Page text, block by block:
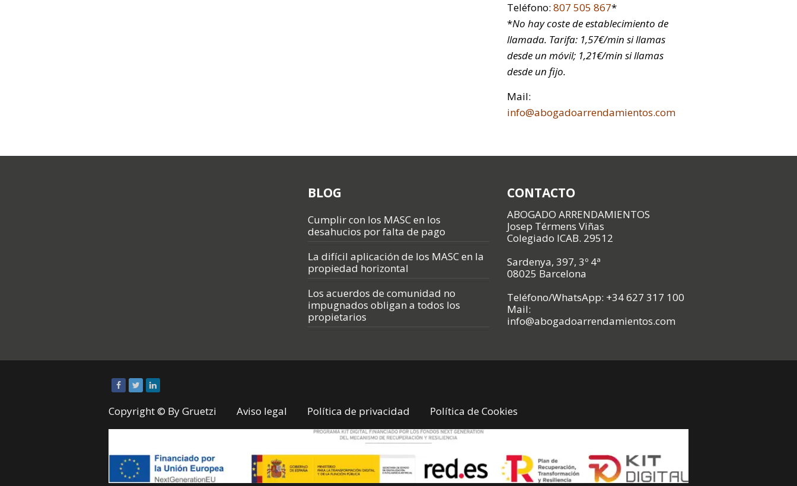
Teléfono:807 505 867*
*No hay coste de establecimiento de
llamada. Tarifa: 1,57€/min si llamas
desde un móvil; 1,21€/min si llamas
desde un fijo.
Mail:
info@abogadoarrendamientos.com
BLOG
Cumplir con los MASC en los
desahucios por falta de pago
La difícil aplicación de los MASC en la
propiedad horizontal
Los acuerdos de comunidad no
impugnados obligan a todos los
propietarios
CONTACTO
ABOGADO ARRENDAMIENTOS
Josep Térmens Viñas
Colegiado ICAB. 29512
Sardenya, 397, 3º 4ª
08025 Barcelona
Teléfono/WhatsApp: +34 627 317 100
Mail:
info@abogadoarrendamientos.com
Copyright © ByGruetzi Aviso legal Política de privacidad Política de Cookies